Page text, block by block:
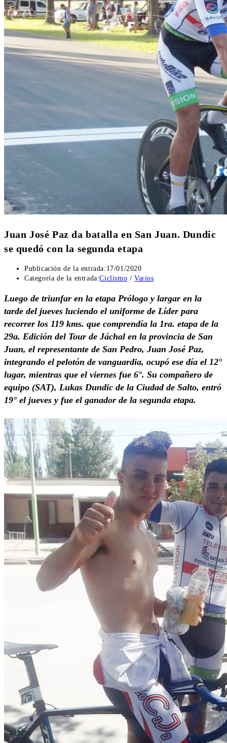
Juan José Paz da batalla en San Juan. Dundic
se quedó con la segunda etapa
Publicación de la entrada: 17/01/2020
Categoría de la entrada:Ciclismo / Varios
Luego de triunfar en la etapa Prólogo y largar en la
tarde del jueves luciendo el uniforme de Líder para
recorrer los 119 kms. que comprendía la 1ra. etapa de la
29a. Edición del Tour de Jáchal en la provincia de San
Juan, el representante de San Pedro, Juan José Paz,
integrando el pelotón de vanguardia, ocupó ese día el 12°
lugar, mientras que el viernes fue 6°. Su compañero de
equipo (SAT), Lukas Dundic de la Ciudad de Salto, entró
19° el jueves y fue el ganador de la segunda etapa.